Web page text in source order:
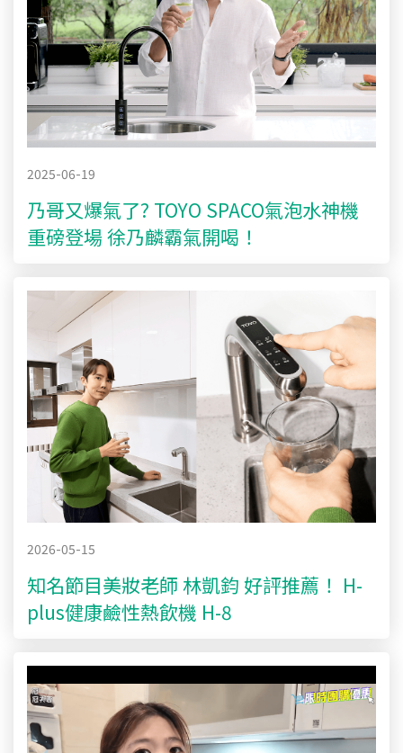
2025-06-19
乃哥又爆氣了? TOYO SPACO氣泡水神機
重磅登場 徐乃麟霸氣開喝！
2026-05-15
知名節目美妝老師 林凱鈞 好評推薦！ H-
plus健康鹼性熱飲機 H-8